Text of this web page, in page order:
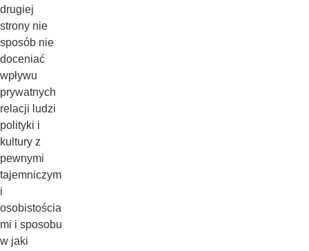
drugiej
strony nie
sposób nie
doceniać
wpływu
prywatnych
relacji ludzi
polityki i
kultury z
pewnymi
tajemniczym
i
osobistościa
mi i sposobu
w jaki